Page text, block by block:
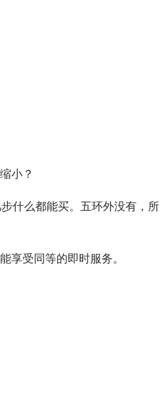
小？
什么都能买。五环外没有，
享受同等的即时服务。